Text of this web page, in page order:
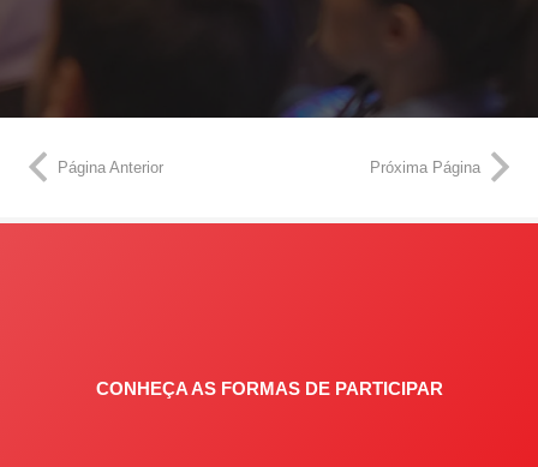
Página Anterior Próxima Página
CONHEÇA AS FORMAS DE PARTICIPAR